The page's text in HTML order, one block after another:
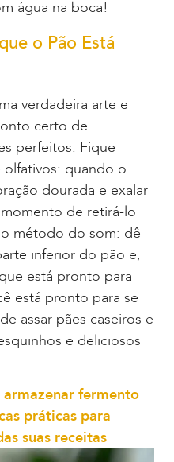
água na boca!
o Pão Está
verdadeira arte e
certo de
perfeitos. Fique
olfativos: quando o
dourada e exalar
de retirá-lo
método do som: dê
inferior do pão e,
está pronto para
está pronto para se
assar pães caseiros e
e deliciosos
armazenar fermento
práticas para
suas receitas